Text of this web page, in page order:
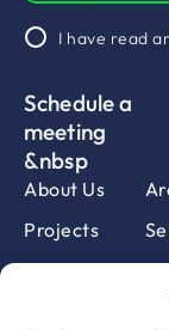
I have read
Schedule a
meeting
&nbsp
About Us
Projects
Members